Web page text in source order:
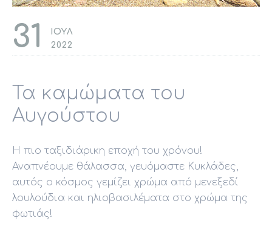
31
ΙΟΥΛ
2022
Τα καμώματα του
Αυγούστου
Η πιο ταξιδιάρικη εποχή του χρόνου!
Αναπνέουμε θάλασσα, γευόμαστε Κυκλάδες,
αυτός ο κόσμος γεμίζει χρώμα από μενεξεδί
λουλούδια και ηλιοβασιλέματα στο χρώμα της
φωτιάς!